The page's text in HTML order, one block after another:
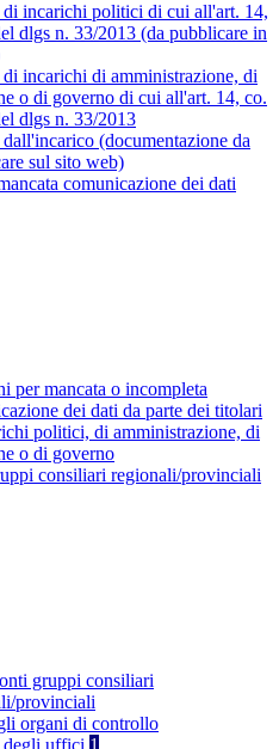
incarichi politici di cui all'art. 14,
dlgs n. 33/2013 (da pubblicare in
incarichi di amministrazione, di
o di governo di cui all'art. 14, co.
dlgs n. 33/2013
dall'incarico (documentazione da
sul sito web)
comunicazione dei dati
per mancata o incompleta
dei dati da parte dei titolari
politici, di amministrazione, di
o di governo
consiliari regionali/provinciali
gruppi consiliari
provinciali
organi di controllo